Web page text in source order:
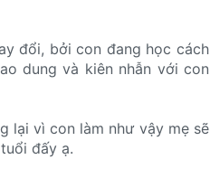
đổi, bởi con đang học cách
dung và kiên nhẫn với con
lại vì con làm như vậy mẹ sẽ
đấy ạ.